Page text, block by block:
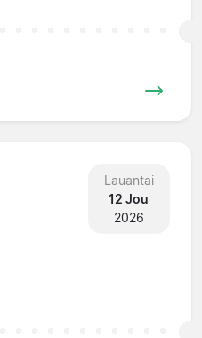
Lauantai
12 Jou
2026